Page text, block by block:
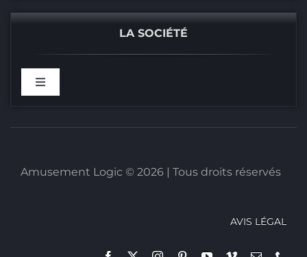
LA SOCIÉTÉ
Toggle
CERTIFICATS DE LA SOCIÉTÉ
Amusement Logic © 2026 | Tous droits réservés
AVIS LÉGAL